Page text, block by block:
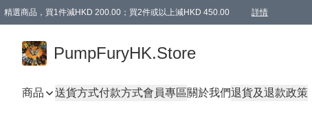
精選商品，買1件減HKD 200.00；買2件或以上減HKD 450.00 詳情
PumpFuryHK.Store
商品 送貨方式付款方式會員專區關於我們退貨及退款政策